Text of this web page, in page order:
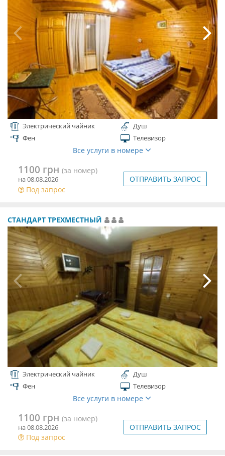
Электрический чайник
Душ
Фен
Телевизор
Все услуги в номере
1100 грн (за номер)
на 08.08.2026
Под запрос
ОТПРАВИТЬ ЗАПРОС
СТАНДАРТ ТРЕХМЕСТНЫЙ
Электрический чайник
Душ
Фен
Телевизор
Все услуги в номере
1100 грн (за номер)
на 08.08.2026
Под запрос
ОТПРАВИТЬ ЗАПРОС